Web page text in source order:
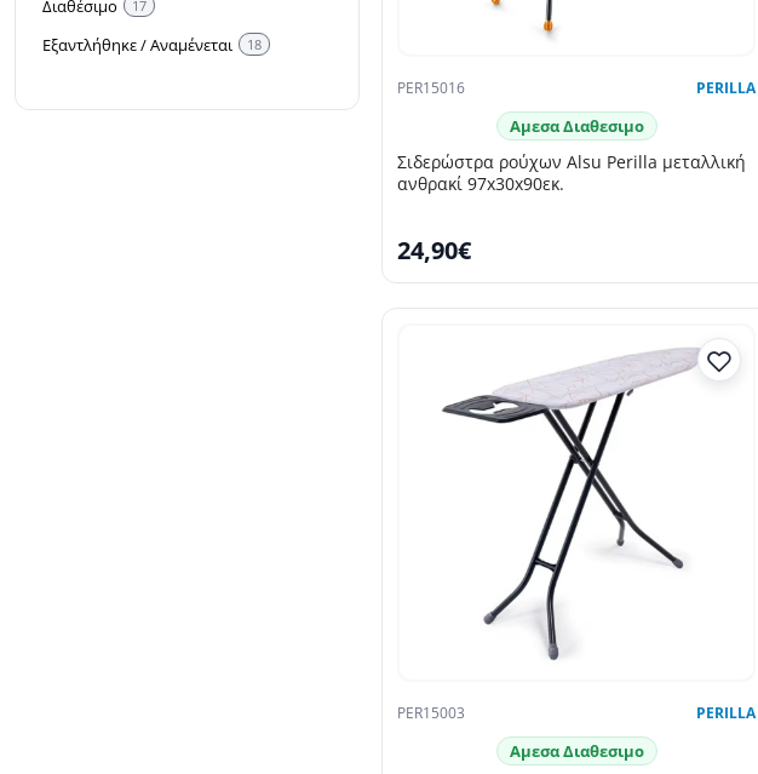
Διαθέσιμο 17
Εξαντλήθηκε / Αναμένεται 18
PER15016 PERILLA
Αμεσα Διαθεσιμο
Σιδερώστρα ρούχων Alsu Perilla μεταλλική
ανθρακί 97x30x90εκ.
24,90€
PER15003 PERILLA
Αμεσα Διαθεσιμο